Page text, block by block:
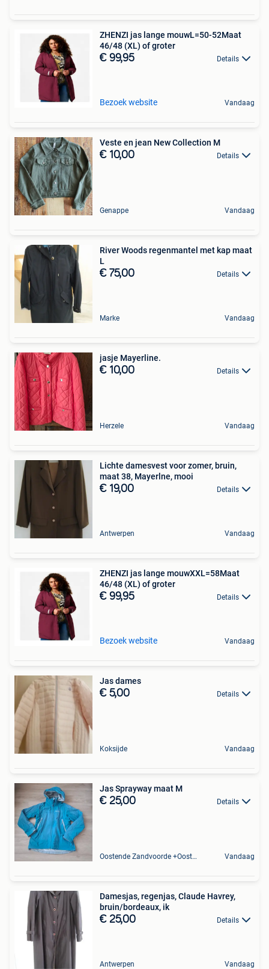
ZHENZI jas lange mouwL=50-52Maat
46/48 (XL) of groter
€ 99,95 Details
Bezoek website Vandaag
Veste en jean New Collection M
€ 10,00 Details
Genappe Vandaag
River Woods regenmantel met kap maat
L
€ 75,00 Details
Marke Vandaag
jasje Mayerline.
€ 10,00 Details
Herzele Vandaag
Lichte damesvest voor zomer, bruin,
maat 38, Mayerlne, mooi
€ 19,00 Details
Antwerpen Vandaag
ZHENZI jas lange mouwXXL=58Maat
46/48 (XL) of groter
€ 99,95 Details
Bezoek website Vandaag
Jas dames
€ 5,00 Details
Koksijde Vandaag
Jas Sprayway maat M
€ 25,00 Details
Oostende Zandvoorde +Oostende Vandaag
Damesjas, regenjas, Claude Havrey,
bruin/bordeaux, ik
€ 25,00 Details
Antwerpen Vandaag